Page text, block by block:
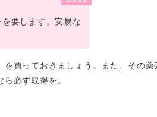
要します。安易な
を買っておきましょう。また、その薬
必ず取得を。